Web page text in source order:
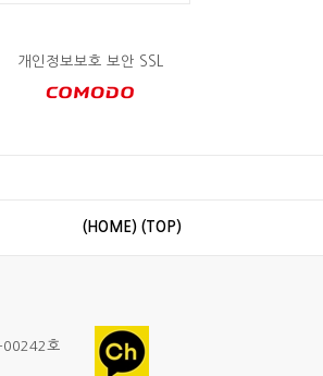
개인정보보호 보안 SSL
(HOME) (TOP)
00242호